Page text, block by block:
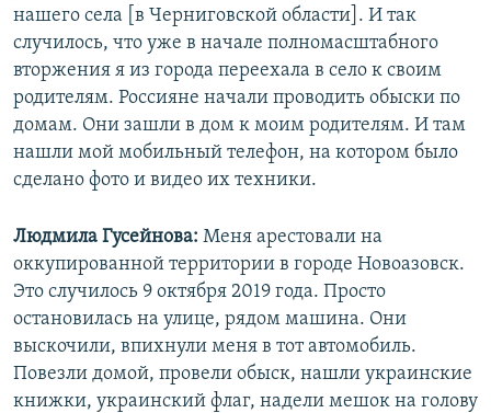
нашего села [в Черниговской области]. И так
случилось, что уже в начале полномасштабного
вторжения я из города переехала в село к своим
родителям. Россияне начали проводить обыски по
домам. Они зашли в дом к моим родителям. И там
нашли мой мобильный телефон, на котором было
сделано фото и видео их техники.
Людмила Гусейнова: Меня арестовали на
оккупированной территории в городе Новоазовск.
Это случилось 9 октября 2019 года. Просто
остановилась на улице, рядом машина. Они
выскочили, впихнули меня в тот автомобиль.
Повезли домой, провели обыск, нашли украинские
книжки, украинский флаг, надели мешок на голову